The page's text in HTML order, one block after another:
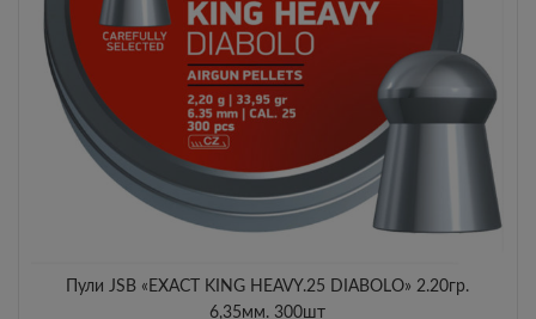
Пули JSB «EXACT KING HEAVY.25 DIABOLO» 2.20гр.
6,35мм. 300шт